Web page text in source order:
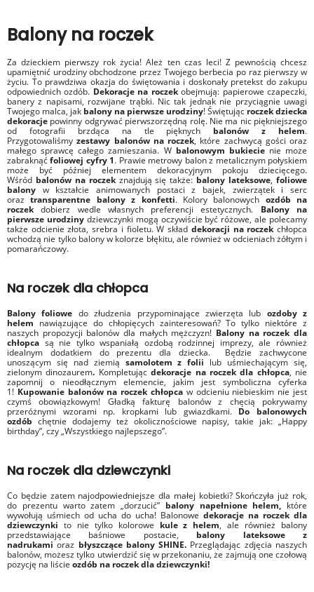
Balony na roczek
Za dzieckiem pierwszy rok życia! Ależ ten czas leci! Z pewnością chcesz
upamiętnić urodziny obchodzone przez Twojego berbecia po raz pierwszy w
życiu. To prawdziwa okazja do świętowania i doskonały pretekst do zakupu
odpowiednich ozdób. Dekoracje na roczekobejmują: papierowe czapeczki,
banery z napisami, rozwijane trąbki. Nic tak jednak nie przyciągnie uwagi
Twojego malca, jak balony na pierwsze urodziny! Świętując roczek dziecka
dekoracje powinny odgrywać pierwszorzędną rolę. Nie ma nic piękniejszego
od fotografii brzdąca na tle pięknych balonów z helem.
Przygotowaliśmyzestawy balonów na roczek, które zachwycą gości oraz
małego sprawcę całego zamieszania. W balonowym bukiecienie może
zabraknąćfoliowej cyfry 1. Prawie metrowy balon z metalicznym połyskiem
może być później elementem dekoracyjnym pokoju dziecięcego.
Wśród balonów na roczekznajdują się także: balony lateksowe,foliowe
balony w kształcie animowanych postaci z bajek, zwierzątek i serc
oraztransparentne balony z konfetti. Kolory balonowych ozdób na
roczekdobierz wedle własnych preferencji estetycznych. Balony na
pierwsze urodziny dziewczynki mogą oczywiście być różowe, ale polecamy
także odcienie złota, srebra i fioletu. W skład dekoracji na roczekchłopca
wchodzą nie tylko balony w kolorze błękitu, ale również w odcieniach żółtym i
pomarańczowy.
Na roczek dla chłopca
Balony foliowe do złudzenia przypominające zwierzęta lub ozdoby z
helem nawiązujące do chłopięcych zainteresowań? To tylko niektóre z
naszych propozycji balonów dla małych mężczyzn! Balony na roczek dla
chłopca są nie tylko wspaniałą ozdobą rodzinnej imprezy, ale również
idealnym dodatkiem do prezentu dla dziecka. Będzie zachwycone
unoszącym się nad ziemią samolotem z folii lub uśmiechającym się,
zielonym dinozaurem. Kompletującdekoracje na roczek dla chłopca, nie
zapomnij o nieodłącznym elemencie, jakim jest symboliczna cyferka
1! Kupowanie balonów na roczek chłopca w odcieniu niebieskim nie jest
czymś obowiązkowym! Gładką fakturę balonów z chęcią pokrywamy
przeróżnymi wzorami np. kropkami lub gwiazdkami. Do balonowych
ozdób chętnie dodajemy też okolicznościowe napisy, takie jak: „Happy
birthday”, czy „Wszystkiego najlepszego”.
Na roczek dla dziewczynki
Co będzie zatem najodpowiedniejsze dla małej kobietki? Skończyła już rok,
do prezentu warto zatem „dorzucić” balony napełnione helem, które
wywołują uśmiech od ucha do ucha! Balonowe dekoracje na roczek dla
dziewczynki to nie tylko kolorowe kule z helem, ale również balony
przedstawiające baśniowe postacie, balony lateksowe z
nadrukami oraz błyszczące balony SHINE. Przeglądając zdjęcia naszych
balonów, możesz tylko utwierdzić się w przekonaniu, że zajmują one czołową
pozycję na liście ozdób na roczek dla dziewczynki!